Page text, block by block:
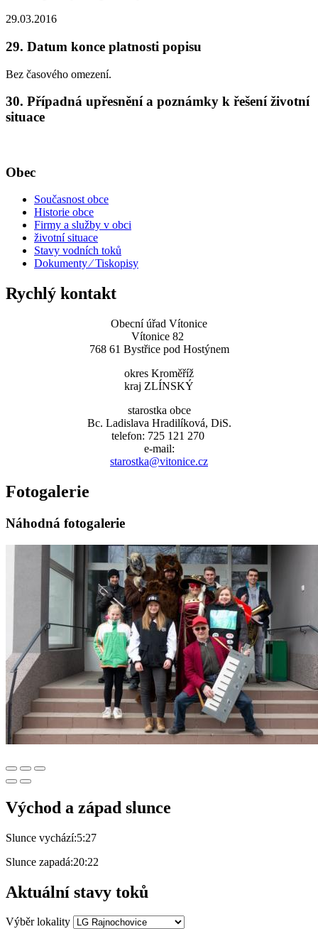
29.03.2016
29. Datum konce platnosti popisu
Bez časového omezení.
30. Případná upřesnění a poznámky k řešení životní
situace
Obec
Současnost obce
Historie obce
Firmy a služby v obci
životní situace
Stavy vodních toků
Dokumenty ⁄ Tiskopisy
Rychlý kontakt
Obecní úřad Vítonice
Vítonice 82
768 61 Bystřice pod Hostýnem
okres Kroměříž
kraj ZLÍNSKÝ
starostka obce
Bc. Ladislava Hradilíková, DiS.
telefon: 725 121 270
e-mail:
starostka@vitonice.cz
Fotogalerie
Náhodná fotogalerie
Východ a západ slunce
Slunce vychází:5:27
Slunce zapadá:20:22
Aktuální stavy toků
Výběr lokality